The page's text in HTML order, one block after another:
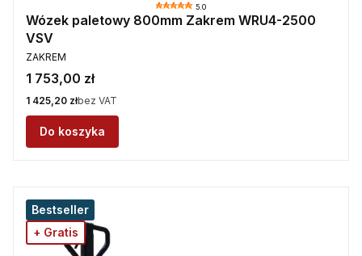
5.0
Wózek paletowy 800mm Zakrem WRU4-2500
VSV
PRODUCENT
ZAKREM
Cena
1 753,00 zł
Cena
1 425,20 złbez VAT
Do koszyka
Bestseller
+ Gratis